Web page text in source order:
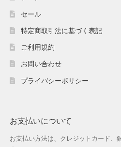
ホワイトデー特集
マイアカウント
配送先住所
入園・入学特集
セール
特定商取引法に基づく表記
ご利用規約
お問い合わせ
プライバシーポリシー
お支払いについて
お支払い方法は、クレジットカード、